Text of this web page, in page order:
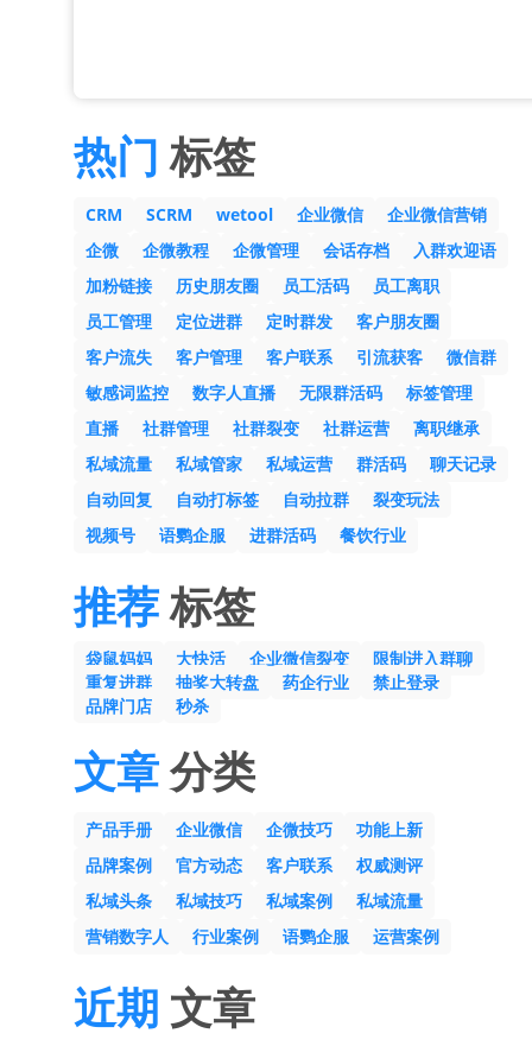
热门 标签
CRM SCRM wetool 企业微信
企业微信营销
企微
企微教程 企微管理 会话存档
入群欢迎语
加粉链接
历史朋友圈 员工活码
员工离职
员工管理
定位进群 定时群发
客户朋友圈
客户流失
客户管理 客户联系 引流获客
微信群
敏感词监控
数字人直播 无限群活码
标签管理
直播
社群管理 社群裂变 社群运营
离职继承
私域流量
私域管家 私域运营 群活码
聊天记录
自动回复
自动打标签 自动拉群
裂变玩法
视频号
语鹦企服 进群活码 餐饮行业
推荐标签
袋鼠妈妈 大快活 企业微信裂变
限制进入群聊
重复进群
抽奖大转盘 药企行业
禁止登录
品牌门店
秒杀
文章分类
产品手册 企业微信 企微技巧
功能上新
品牌案例
官方动态 客户联系
权威测评
私域头条
私域技巧 私域案例
私域流量
营销数字人
行业案例 语鹦企服 运营案例
近期 文章